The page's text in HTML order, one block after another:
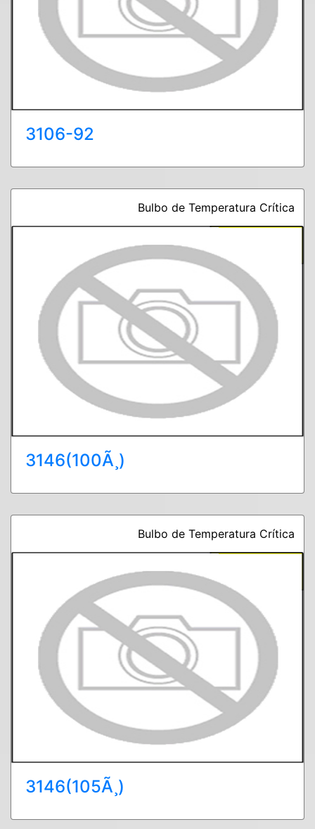
3106-92
Bulbo de Temperatura Crítica
3146(100Ã¸)
Bulbo de Temperatura Crítica
3146(105Ã¸)